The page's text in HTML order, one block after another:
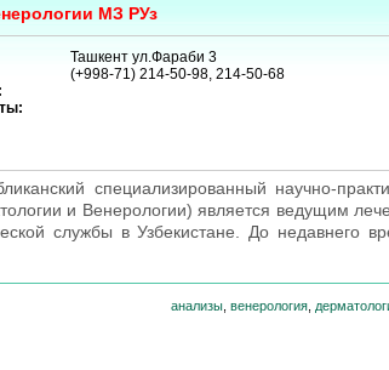
МЗ РУз
Ташкент ул.Фараби 3
(+998-71) 214-50-98, 214-50-68
специализированный научно-
и Венерологии) является ведущим
службы в Узбекистане. До недавнего
анализы венерология